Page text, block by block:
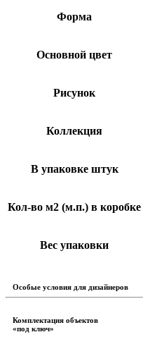
Форма
Основной цвет
Рисунок
Коллекция
В упаковке штук
Кол-во м2 (м.п.) в коробке
Вес упаковки
Особые условия для дизайнеров
Комплектация объектов
«под ключ»